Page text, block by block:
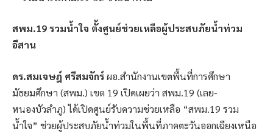
สพม.19 รวมน้ำใจ ตั้งศูนย์ช่วยเหลือผู้ประสบภัยน้ำท่วม
อีสาน
ดร.สมเจษฎ์ ศรีสมจักร์ผอ.สำนักงานเขตพื้นที่การศึกษา
มัธยมศึกษา (สพม.) เขต 19 เปิดเผยว่า สพม.19 (เลย-
หนองบัวลำภู) ได้เปิดศูนย์รับความช่วยเหลือ “สพม.19 รวม
น้ำใจ” ช่วยผู้ประสบภัยน้ำท่วมในพื้นที่ภาคตะวันออกเฉียงเหนือ